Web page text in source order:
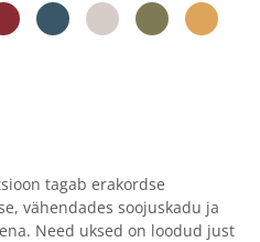
tagab erakordse
vähendades soojuskadu ja
Need uksed on loodud just